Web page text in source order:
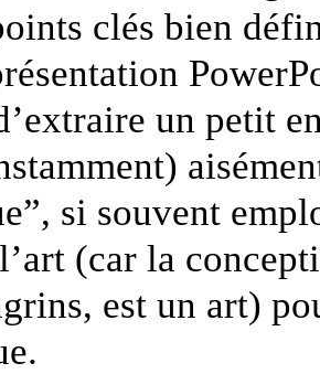
clés bien
un petit
si souvent
(car la
est un art)